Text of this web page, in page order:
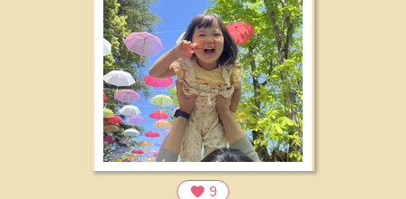
favorite 9